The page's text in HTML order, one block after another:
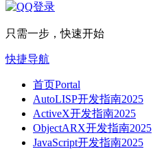
只需一步，快速开始
快捷导航
首页Portal
AutoLISP开发指南2025
ActiveX开发指南2025
ObjectARX开发指南2025
JavaScript开发指南2025